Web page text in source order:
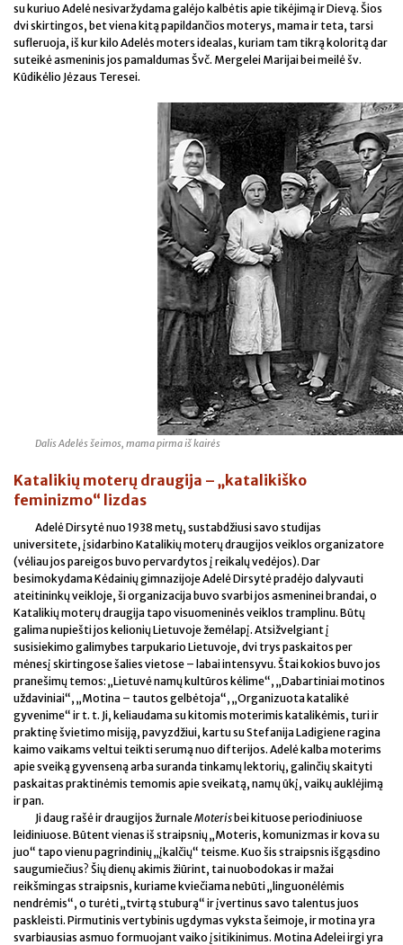
su kuriuo Adelė nesivaržydama galėjo kalbėtis apie tikėjimą ir Dievą. Šios
dvi skirtingos, bet viena kitą papildančios moterys, mama ir teta, tarsi
sufleruoja, iš kur kilo Adelės moters idealas, kuriam tam tikrą koloritą dar
suteikė asmeninis jos pamaldumas Švč. Mergelei Marijai bei meilė šv.
Kūdikėlio Jėzaus Teresei.
Dalis Adelės šeimos, mama pirma iš kairės
Katalikių moterų draugija – „katalikiško
feminizmo“ lizdas
Adelė Dirsytė nuo 1938 metų, sustabdžiusi savo studijas
universitete, įsidarbino Katalikių moterų draugijos veiklos organizatore
(vėliau jos pareigos buvo pervardytos į reikalų vedėjos). Dar
besimokydama Kėdainių gimnazijoje Adelė Dirsytė pradėjo dalyvauti
ateitininkų veikloje, ši organizacija buvo svarbi jos asmeninei brandai, o
Katalikių moterų draugija tapo visuomeninės veiklos tramplinu. Būtų
galima nupiešti jos kelionių Lietuvoje žemėlapį. Atsižvelgiant į
susisiekimo galimybes tarpukario Lietuvoje, dvi trys paskaitos per
mėnesį skirtingose šalies vietose – labai intensyvu. Štai kokios buvo jos
pranešimų temos: „Lietuvė namų kultūros kėlime“, „Dabartiniai motinos
uždaviniai“, „Motina – tautos gelbėtoja“, „Organizuota katalikė
gyvenime“ ir t. t. Ji, keliaudama su kitomis moterimis katalikėmis, turi ir
praktinę švietimo misiją, pavyzdžiui, kartu su Stefanija Ladigiene ragina
kaimo vaikams veltui teikti serumą nuo difterijos. Adelė kalba moterims
apie sveiką gyvenseną arba suranda tinkamų lektorių, galinčių skaityti
paskaitas praktinėmis temomis apie sveikatą, namų ūkį, vaikų auklėjimą
ir pan.
Ji daug rašė ir draugijos žurnaleMoterisbei kituose periodiniuose
leidiniuose. Būtent vienas iš straipsnių „Moteris, komunizmas ir kova su
juo“ tapo vienu pagrindinių „įkalčių“ teisme. Kuo šis straipsnis išgąsdino
saugumiečius? Šių dienų akimis žiūrint, tai nuobodokas ir mažai
reikšmingas straipsnis, kuriame kviečiama nebūti „linguonėlėmis
nendrėmis“, o turėti „tvirtą stuburą“ ir įvertinus savo talentus juos
paskleisti. Pirmutinis vertybinis ugdymas vyksta šeimoje, ir motina yra
svarbiausias asmuo formuojant vaiko įsitikinimus. Motina Adelei irgi yra